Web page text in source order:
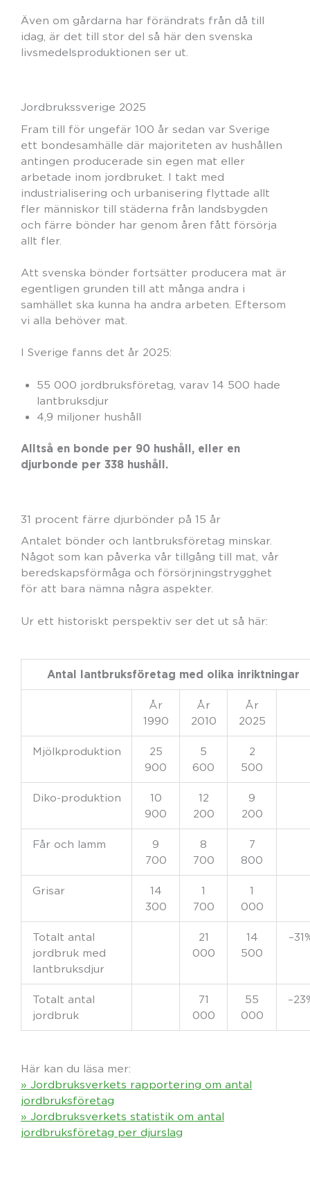
Även om gårdarna har förändrats från då till
idag, är det till stor del så här den svenska
livsmedelsproduktionen ser ut.
Jordbrukssverige 2025
Fram till för ungefär 100 år sedan var Sverige
ett bondesamhälle där majoriteten av hushållen
antingen producerade sin egen mat eller
arbetade inom jordbruket. I takt med
industrialisering och urbanisering flyttade allt
fler människor till städerna från landsbygden
och färre bönder har genom åren fått försörja
allt fler.
Att svenska bönder fortsätter producera mat är
egentligen grunden till att många andra i
samhället ska kunna ha andra arbeten. Eftersom
vi alla behöver mat.
I Sverige fanns det år 2025:
55 000 jordbruksföretag, varav 14 500 hade
lantbruksdjur
4,9 miljoner hushåll
Alltså en bonde per 90 hushåll, eller en
djurbonde per 338 hushåll.
31 procent färre djurbönder på 15 år
Antalet bönder och lantbruksföretag minskar.
Något som kan påverka vår tillgång till mat, vår
beredskapsförmåga och försörjningstrygghet
för att bara nämna några aspekter.
Ur ett historiskt perspektiv ser det ut så här:
Antal lantbruksföretag med olika inriktningar
År
1990
År
2010
År
2025
Mjölkproduktion
25
900
5
600
2
500
Diko-produktion
10
900
12
200
9
200
Får och lamm
9
700
8
700
7
800
Grisar
14
300
1
700
1
000
Totalt antal
jordbruk med
lantbruksdjur
21
000
14
500
Totalt antal
jordbruk
71
000
55
000
Här kan du läsa mer:
» Jordbruksverkets rapportering om antal
jordbruksföretag
» Jordbruksverkets statistik om antal
jordbruksföretag per djurslag